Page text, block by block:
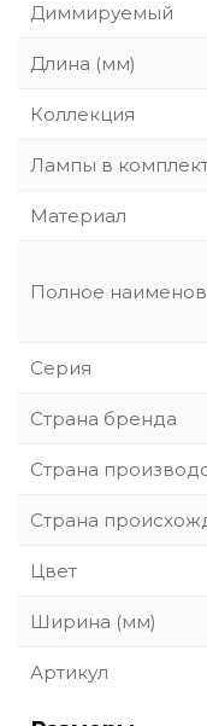
Диммируемый
Длина (мм)
Коллекция
Лампы в
Материал
Полное
Серия
Страна бренда
Страна
Страна
Цвет
Ширина (мм)
Артикул